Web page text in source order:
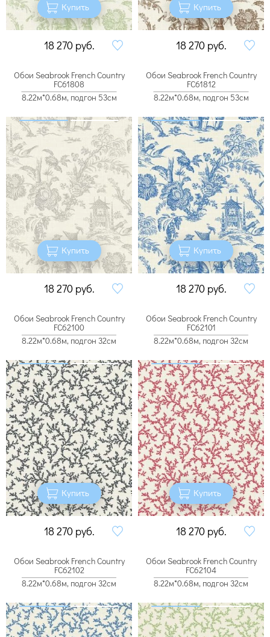
Купить
18 270 руб.
Купить
18 270 руб.
Обои Seabrook French Country
FC61808
8.22м*0.68м, подгон 53см
Купить
18 270 руб.
Обои Seabrook French Country
FC61812
8.22м*0.68м, подгон 53см
Купить
18 270 руб.
Обои Seabrook French Country
FC62100
8.22м*0.68м, подгон 32см
Купить
18 270 руб.
Обои Seabrook French Country
FC62101
8.22м*0.68м, подгон 32см
Купить
18 270 руб.
Обои Seabrook French Country
FC62102
8.22м*0.68м, подгон 32см
Обои Seabrook French Country
FC62104
8.22м*0.68м, подгон 32см